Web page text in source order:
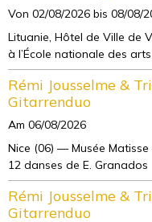
Von 02/08/2026 bis 08/08/
Lituanie, Hôtel de Ville de
à l’École nationale des
Rémi Jousselme &
Gitarrenduo
Am 06/08/2026
Nice (06) — Musée
12 danses de E. Granados
Rémi Jousselme &
Gitarrenduo